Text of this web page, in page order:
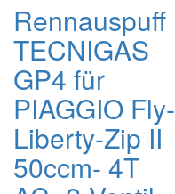
Rennauspuff
TECNIGAS
GP4 für
PIAGGIO Fly-
Liberty-Zip II
50ccm- 4T